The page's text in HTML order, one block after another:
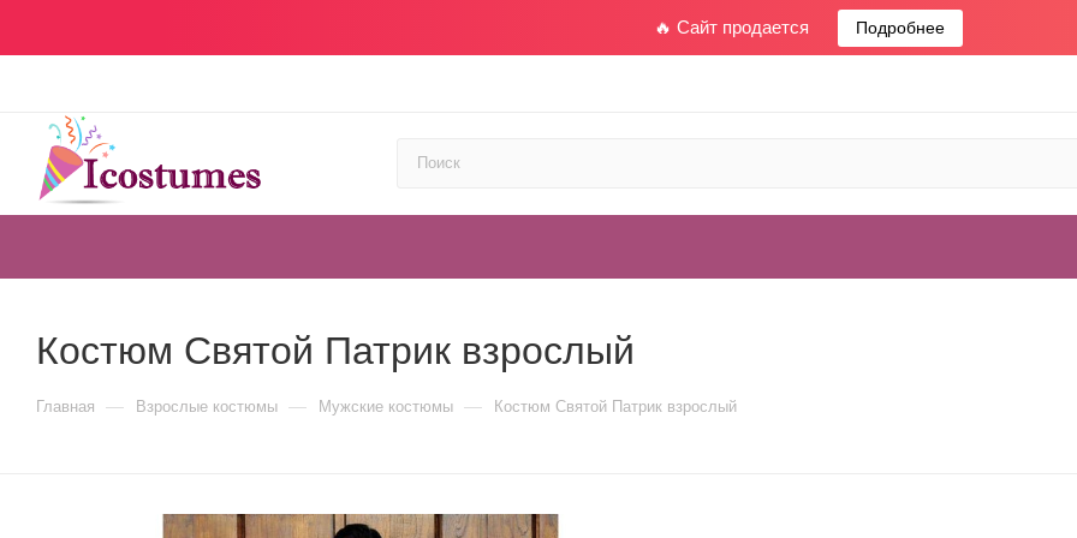
🔥 Сайт продается Подробнее
Костюм Святой Патрик взрослый
Главная — Взрослые костюмы — Мужские костюмы — Костюм Святой Патрик взрослый